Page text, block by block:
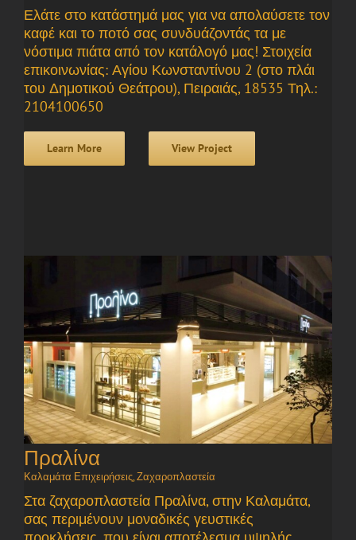
Ελάτε στο κατάστημά μας για να απολαύσετε τον
καφέ και το ποτό σας συνδυάζοντάς τα με
νόστιμα πιάτα από τον κατάλογό μας! Στοιχεία
επικοινωνίας: Αγίου Κωνσταντίνου 2 (στο πλάι
του Δημοτικού Θεάτρου), Πειραιάς, 18535 Τηλ.:
2104100650
Learn More View Project
Πραλίνα
Καλαμάτα Επιχειρήσεις,Ζαχαροπλαστεία
Στα ζαχαροπλαστεία Πραλίνα, στην Καλαμάτα,
σας περιμένουν μοναδικές γευστικές